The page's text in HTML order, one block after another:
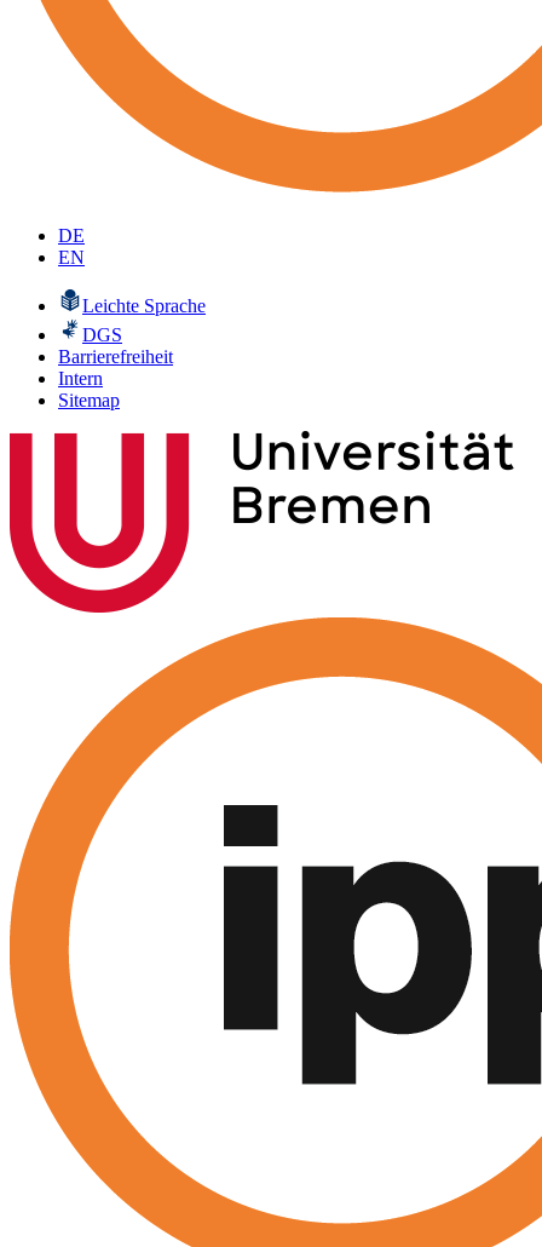
DE
EN
Leichte Sprache
DGS
Barrierefreiheit
Intern
Sitemap